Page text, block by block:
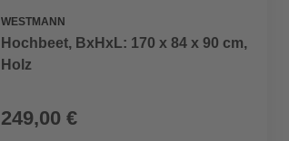
WESTMANN
Hochbeet, BxHxL: 170 x 84 x 90 cm,
Holz
249,00 €